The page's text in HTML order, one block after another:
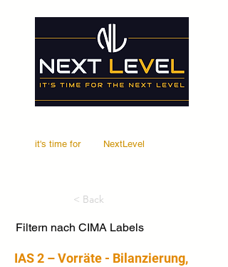
it's time for NextLevel
< Back
Filtern nach CIMA Labels
IAS 2 – Vorräte - Bilanzierung,